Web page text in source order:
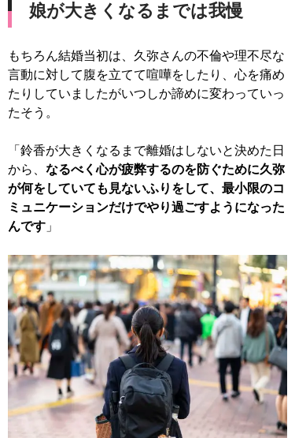
娘が大きくなるまでは我慢
もちろん結婚当初は、久弥さんの不倫や理不尽な
言動に対して腹を立てて喧嘩をしたり、心を痛め
たりしていましたがいつしか諦めに変わっていっ
たそう。
「鈴香が大きくなるまで離婚はしないと決めた日
から、 なるべく心が疲弊するのを防ぐために久弥
が何をしていても見ないふりをして、最小限のコ
ミュニケーションだけでやり過ごすようになった
んです 」